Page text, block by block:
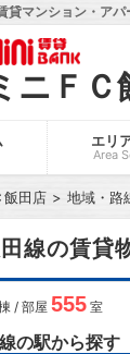
貸マンション・ア
ニＦＣ
エリ
Area
飯田店 地域・路
田線の賃貸
/ 部屋 555 室
の駅から探す